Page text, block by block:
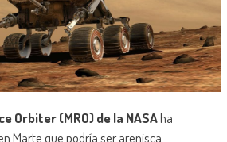
Orbiter (MRO) de la NASAha
Marte que podría ser arenisca.